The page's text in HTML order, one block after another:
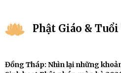
Phật Giáo &
Đồng Tháp: Nhìn lại những